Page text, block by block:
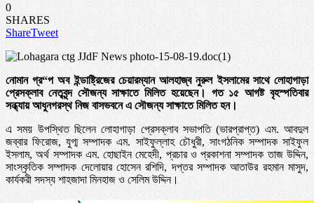
0
SHARES
ShareTweet
নোমান গ্র“প অব ইন্ডাষ্ট্রিজের চেয়ারম্যান আলহাজ্ব নুরুল ইসলামের সাথে লোহাগাড়া
প্রেসক্লাব নেতৃবৃন্দ সৌজন্য সাক্ষাতে মিলিত হয়েছেন। গত ১৫ আগষ্ট বৃহস্পতিবার
সন্ধ্যায় আধুনগরস্থ নিজ বাসভবনে এ সৌজন্য সাক্ষাতে মিলিত হন।
এ সময় উপস্থিত ছিলেন লোহাগাড়া প্রেসক্লাব সভাপতি (ভারপ্রাপ্ত) এম. আবদুল
জব্বার ফিরোজ, যুগ্ম সম্পাদক এম. সাইফুল্লাহ চৌধুরী, সাংগঠনিক সম্পাদক সাইফুল
ইসলাম, অর্থ সম্পাদক এম. হোছাইন মেহেদী, প্রচার ও প্রকাশনা সম্পাদক তাজ উদ্দিন,
সাংস্কৃতিক সম্পাদক দেলোয়ার হোসেন রশিদি, দপ্তর সম্পাদক আতাউর রহমান মাসুদ,
কার্যকরী সদস্য শাহজাদা মিনহাজ ও সেলিম উদ্দিন।